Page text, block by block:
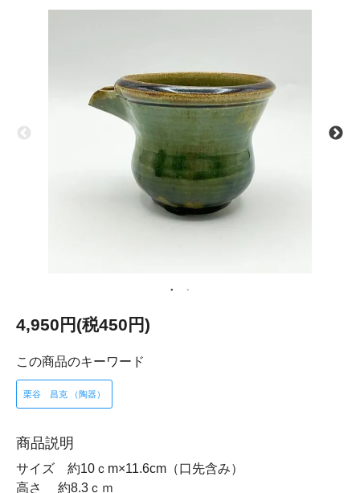
4,950円(税450円)
この商品のキーワード
栗谷 昌克 （陶器）
商品説明
サイズ 約10ｃm×11.6cm（口先含み）
高さ 約8.3ｃｍ